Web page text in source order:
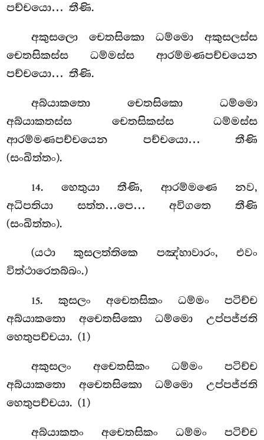
පච්චයො… තීණි.
අකුසලො චෙතසිකො ධම්මො අකුසලස්ස
චෙතසිකස්ස ධම්මස්ස ආරම්මණපච්චයෙන
පච්චයො… තීණි.
අබ්යාකතො චෙතසිකො ධම්මො
අබ්යාකතස්ස චෙතසිකස්ස ධම්මස්ස
ආරම්මණපච්චයෙන පච්චයො… තීණි
(සංඛිත්තං).
14. හෙතුයා තීණි, ආරම්මණෙ නව,
අධිපතියා සත්ත…පෙ… අවිගතෙ තීණි
(සංඛිත්තං).
(යථා කුසලත්තිකෙ පඤ්හාවාරං, එවං
විත්ථාරෙතබ්බං.)
15. කුසලං අචෙතසිකං ධම්මං පටිච්ච
අබ්යාකතො අචෙතසිකො ධම්මො උප්පජ්ජති
හෙතුපච්චයා. (1)
අකුසලං අචෙතසිකං ධම්මං පටිච්ච
අබ්යාකතො අචෙතසිකො ධම්මො උප්පජ්ජති
හෙතුපච්චයා. (1)
අබ්යාකතං අචෙතසිකං ධම්මං පටිච්ච